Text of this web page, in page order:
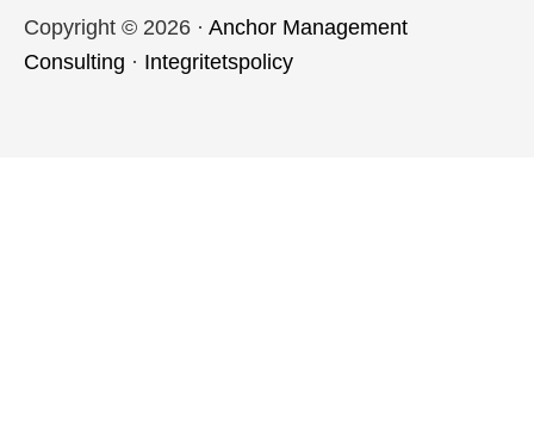
Copyright © 2026 · Anchor Management
Consulting · Integritetspolicy